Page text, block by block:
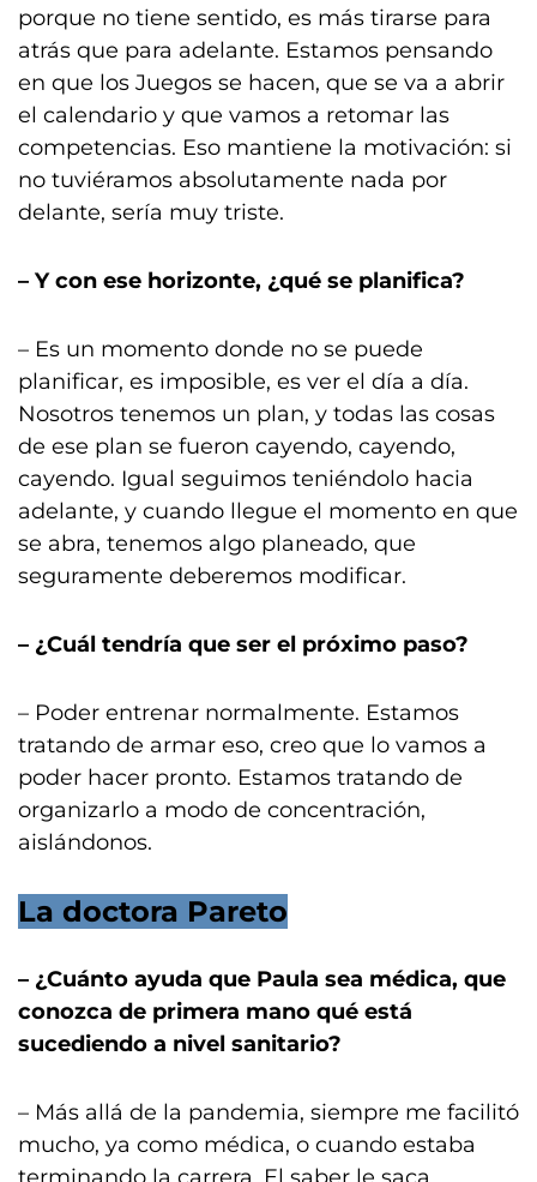
porque no tiene sentido, es más tirarse para
atrás que para adelante. Estamos pensando
en que los Juegos se hacen, que se va a abrir
el calendario y que vamos a retomar las
competencias. Eso mantiene la motivación: si
no tuviéramos absolutamente nada por
delante, sería muy triste.
– Y con ese horizonte, ¿qué se planifica?
– Es un momento donde no se puede
planificar, es imposible, es ver el día a día.
Nosotros tenemos un plan, y todas las cosas
de ese plan se fueron cayendo, cayendo,
cayendo. Igual seguimos teniéndolo hacia
adelante, y cuando llegue el momento en que
se abra, tenemos algo planeado, que
seguramente deberemos modificar.
– ¿Cuál tendría que ser el próximo paso?
– Poder entrenar normalmente. Estamos
tratando de armar eso, creo que lo vamos a
poder hacer pronto. Estamos tratando de
organizarlo a modo de concentración,
aislándonos.
La doctora Pareto
– ¿Cuánto ayuda que Paula sea médica, que
conozca de primera mano qué está
sucediendo a nivel sanitario?
– Más allá de la pandemia, siempre me facilitó
mucho, ya como médica, o cuando estaba